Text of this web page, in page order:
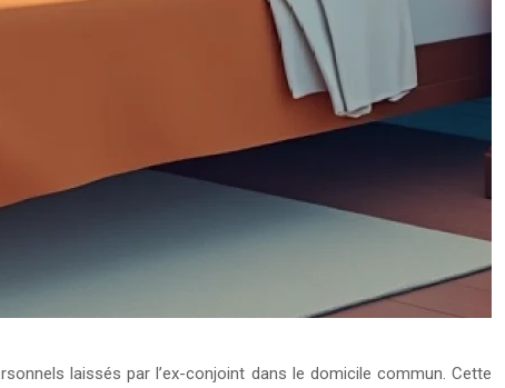
laissés par l’ex-conjoint dans le domicile commun. Cette